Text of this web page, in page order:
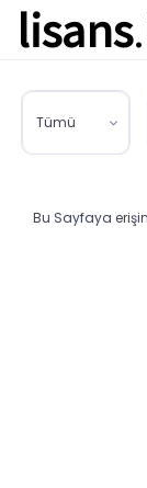
lisans
Tümü
Bu Sayfaya